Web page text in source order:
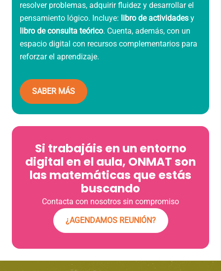
resolver problemas, adquirir fluidez y desarrollar el
pensamiento lógico. Incluye: libro de actividades y
libro de consulta teórico. Cuenta, además, con un
espacio digital con recursos complementarios para
reforzar el aprendizaje.
SABER MÁS
Si trabajáis en un entorno
digital en el aula, ONMAT son
las matemáticas que estás
buscando
Contacta con nosotros sin compromiso
¿AGENDAMOS REUNIÓN?